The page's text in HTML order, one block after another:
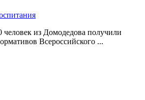
человек из Домодедова получили
Всероссийского ...